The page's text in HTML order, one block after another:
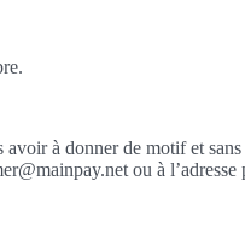
à donner de motif et
ou à l’adresse